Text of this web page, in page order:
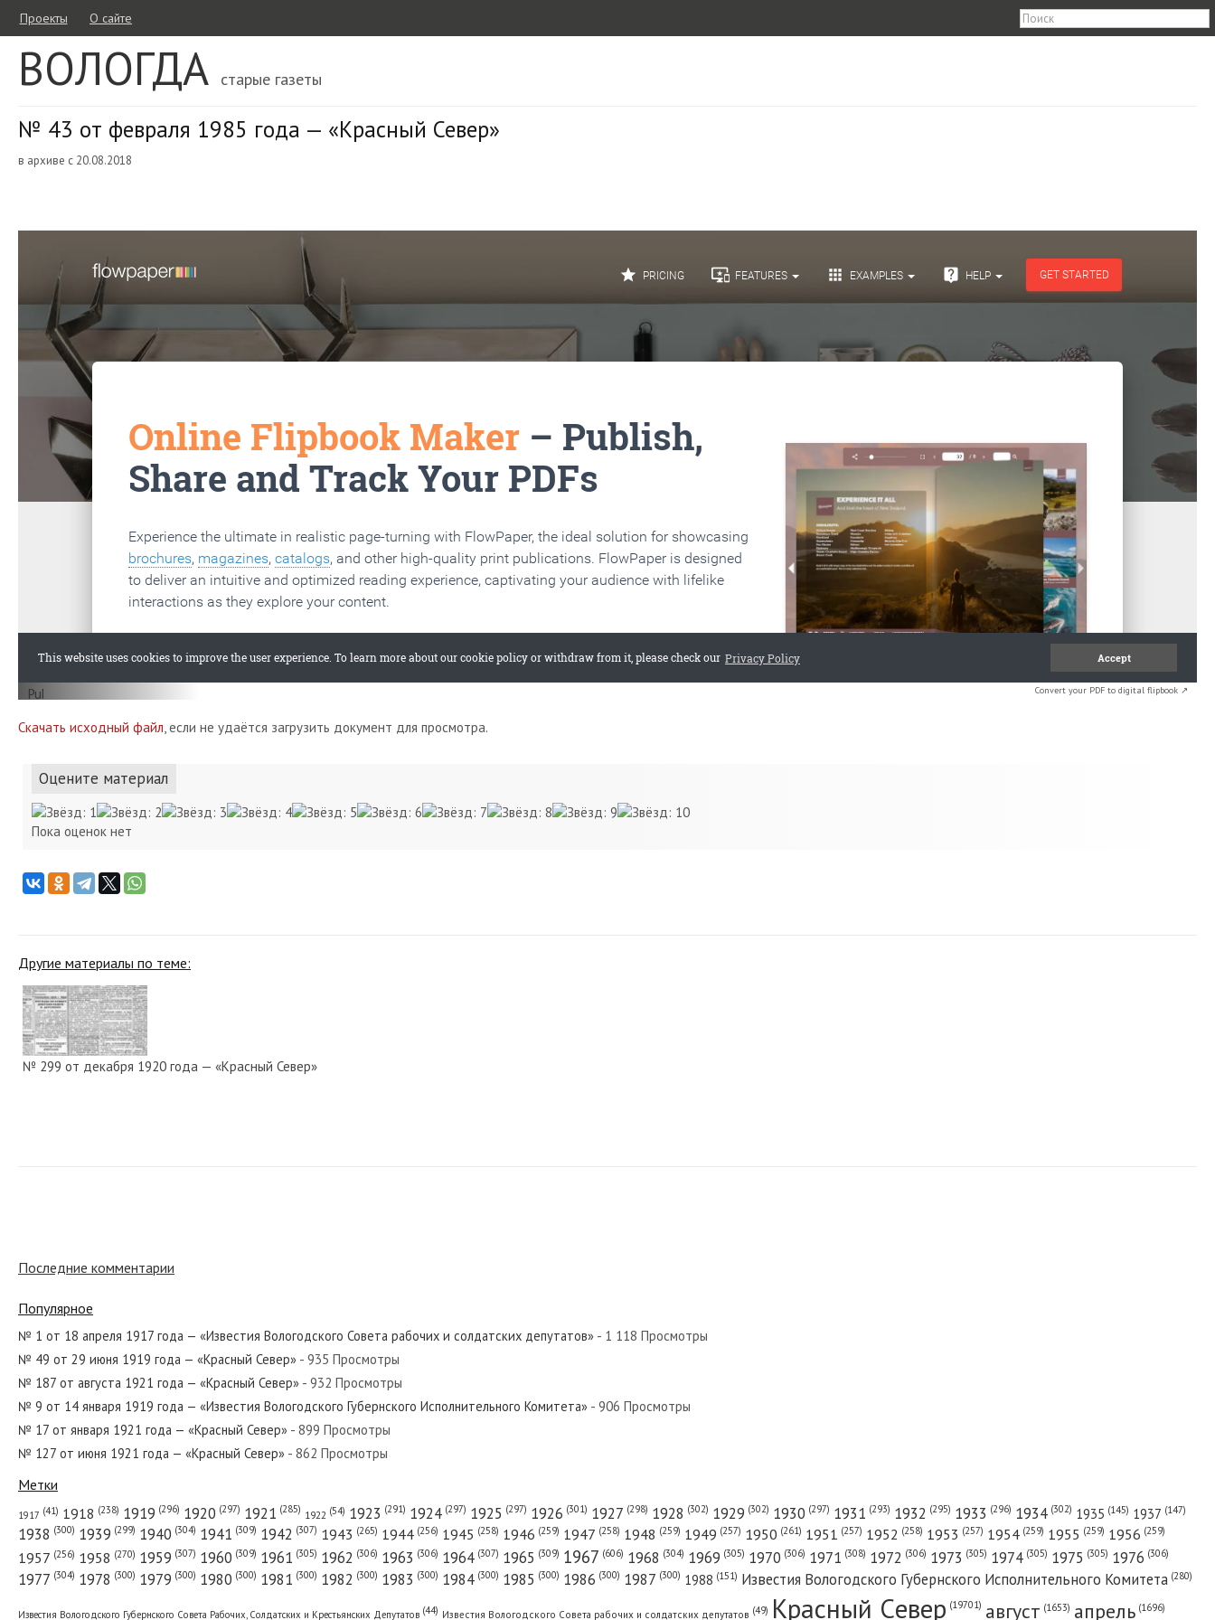
Проекты О сайте
ВОЛОГДА старые газеты
№ 43 от февраля 1985 года — «Красный Север»
в архиве с 20.08.2018
Convert your PDF to digital flipbook ↗
Скачать исходный файл, если не удаётся загрузить документ для просмотра.
Оцените материал
Пока оценок нет
Другие материалы по теме:
№ 299 от декабря 1920 года — «Красный Север»
№ 141 от июня 1933 года — «Красный Север»
№ 297 от декабря 1969 года — «Красный Север»
№ 220 от сентября 1969 года — «Красный Север»
Последние комментарии
Популярное
№ 1 от 18 апреля 1917 года — «Известия Вологодского Совета рабочих и солдатских депутатов» - 1 118 Просмотры
№ 49 от 29 июня 1919 года — «Красный Север» - 935 Просмотры
№ 187 от августа 1921 года — «Красный Север» - 932 Просмотры
№ 9 от 14 января 1919 года — «Известия Вологодского Губернского Исполнительного Комитета» - 906 Просмотры
№ 17 от января 1921 года — «Красный Север» - 899 Просмотры
№ 127 от июня 1921 года — «Красный Север» - 862 Просмотры
Метки
1917 (41) 1918 (238) 1919 (296) 1920 (297) 1921 (285) 1922 (54) 1923 (291) 1924 (297) 1925 (297) 1926 (301) 1927 (298) 1928 (302) 1929 (302) 1930 (297) 1931 (293) 1932 (295) 1933 (296) 1934 (302) 1935 (145) 1937 (147)
1938 (300) 1939 (299) 1940 (304) 1941 (309) 1942 (307) 1943 (265) 1944 (256) 1945 (258) 1946 (259) 1947 (258) 1948 (259) 1949 (257) 1950 (261) 1951 (257) 1952 (258) 1953 (257) 1954 (259) 1955 (259) 1956 (259)
1957 (256) 1958 (270) 1959 (307) 1960 (309) 1961 (305) 1962 (306) 1963 (306) 1964 (307) 1965 (309) 1967 (606) 1968 (304) 1969 (305) 1970 (306) 1971 (308) 1972 (306) 1973 (305) 1974 (305) 1975 (305) 1976 (306)
1977 (304) 1978 (300) 1979 (300) 1980 (300) 1981 (300) 1982 (300) 1983 (300) 1984 (300) 1985 (300) 1986 (300) 1987 (300) 1988 (151) Известия Вологодского Губернского Исполнительного Комитета (280)
Известия Вологодского Губернского Совета Рабочих, Солдатских и Крестьянских Депутатов (44) Известия Вологодского Совета рабочих и солдатских депутатов (49) Красный Cевер (19701) август (1653) апрель (1696)